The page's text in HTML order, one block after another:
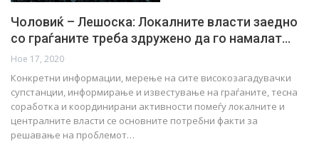
Чоловиќ – Лешоска: Локалните власти заедно
со граѓаните треба здружено да го намалат…
Ное 17, 2020
Конкретни информации, мерење на сите високозагадувачки
супстанции, информирање и известување на граѓаните, тесна
соработка и координирани активности помеѓу локалните и
централните власти се основните потребни факти за
решавање на проблемот…